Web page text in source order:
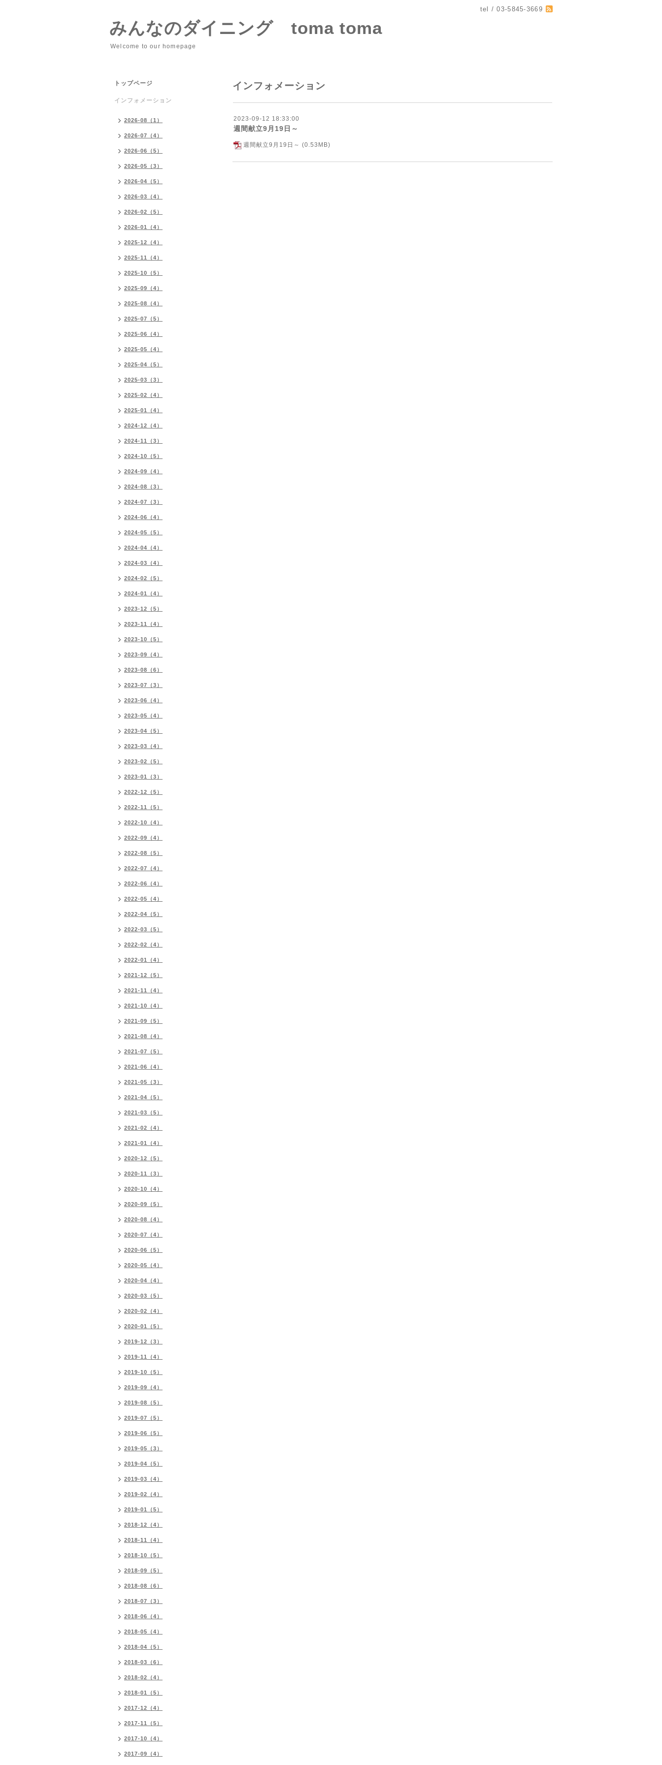
tel / 03-5845-3669
みんなのダイニング toma toma
Welcome to our homepage
インフォメーション
2023-09-12 18:33:00
週間献立9月19日～
週間献立9月19日～ (0.53MB)
トップページ
インフォメーション
2026-08（1）
2026-07（4）
2026-06（5）
2026-05（3）
2026-04（5）
2026-03（4）
2026-02（5）
2026-01（4）
2025-12（4）
2025-11（4）
2025-10（5）
2025-09（4）
2025-08（4）
2025-07（5）
2025-06（4）
2025-05（4）
2025-04（5）
2025-03（3）
2025-02（4）
2025-01（4）
2024-12（4）
2024-11（3）
2024-10（5）
2024-09（4）
2024-08（3）
2024-07（3）
2024-06（4）
2024-05（5）
2024-04（4）
2024-03（4）
2024-02（5）
2024-01（4）
2023-12（5）
2023-11（4）
2023-10（5）
2023-09（4）
2023-08（6）
2023-07（3）
2023-06（4）
2023-05（4）
2023-04（5）
2023-03（4）
2023-02（5）
2023-01（3）
2022-12（5）
2022-11（5）
2022-10（4）
2022-09（4）
2022-08（5）
2022-07（4）
2022-06（4）
2022-05（4）
2022-04（5）
2022-03（5）
2022-02（4）
2022-01（4）
2021-12（5）
2021-11（4）
2021-10（4）
2021-09（5）
2021-08（4）
2021-07（5）
2021-06（4）
2021-05（3）
2021-04（5）
2021-03（5）
2021-02（4）
2021-01（4）
2020-12（5）
2020-11（3）
2020-10（4）
2020-09（5）
2020-08（4）
2020-07（4）
2020-06（5）
2020-05（4）
2020-04（4）
2020-03（5）
2020-02（4）
2020-01（5）
2019-12（3）
2019-11（4）
2019-10（5）
2019-09（4）
2019-08（5）
2019-07（5）
2019-06（5）
2019-05（3）
2019-04（5）
2019-03（4）
2019-02（4）
2019-01（5）
2018-12（4）
2018-11（4）
2018-10（5）
2018-09（5）
2018-08（6）
2018-07（3）
2018-06（4）
2018-05（4）
2018-04（5）
2018-03（6）
2018-02（4）
2018-01（5）
2017-12（4）
2017-11（5）
2017-10（4）
2017-09（4）